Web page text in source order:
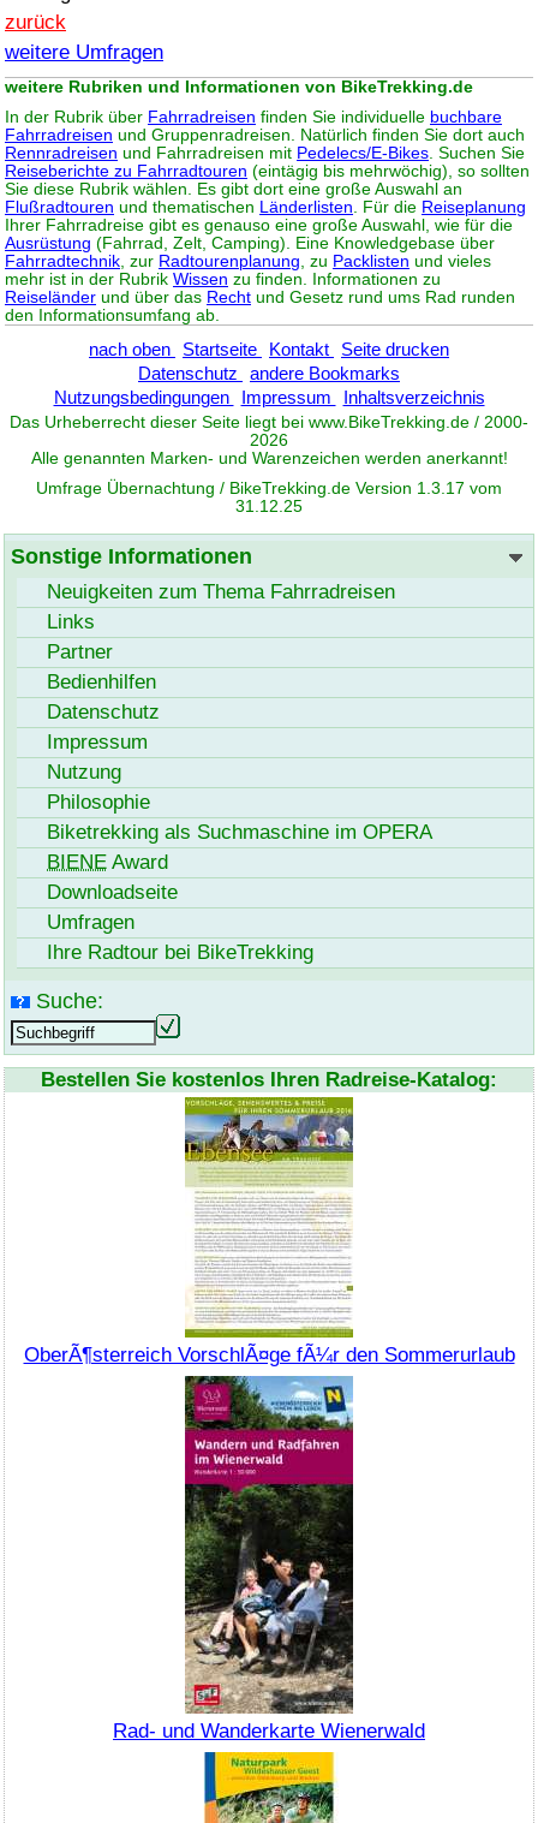
zurück
weitere Umfragen
weitere Rubriken und Informationen von BikeTrekking.de
In der Rubrik über Fahrradreisen finden Sie individuelle buchbare
Fahrradreisen und Gruppenradreisen. Natürlich finden Sie dort auch
Rennradreisen und Fahrradreisen mit Pedelecs/E-Bikes. Suchen Sie
Reiseberichte zu Fahrradtouren (eintägig bis mehrwöchig), so sollten
Sie diese Rubrik wählen. Es gibt dort eine große Auswahl an
Flußradtouren und thematischen Länderlisten. Für die Reiseplanung
Ihrer Fahrradreise gibt es genauso eine große Auswahl, wie für die
Ausrüstung (Fahrrad, Zelt, Camping). Eine Knowledgebase über
Fahrradtechnik, zur Radtourenplanung, zu Packlisten und vieles
mehr ist in der Rubrik Wissen zu finden. Informationen zu
Reiseländer und über das Recht und Gesetz rund ums Rad runden
den Informationsumfang ab.
nach oben Startseite Kontakt
Seite drucken
Datenschutz
andere Bookmarks
Nutzungsbedingungen
Impressum Inhaltsverzeichnis
Das Urheberrecht dieser Seite liegt bei www. BikeTrekking.de / 2000-
2026
Alle genannten Marken- und Warenzeichen werden anerkannt!
Umfrage Übernachtung / BikeTrekking.de Version 1.3.17 vom
31.12.25
Sonstige Informationen
Neuigkeiten zum Thema Fahrradreisen
Links
Partner
Bedienhilfen
Datenschutz
Impressum
Nutzung
Philosophie
Biketrekking als Suchmaschine im OPERA
BIENE Award
Downloadseite
Umfragen
Ihre Radtour bei BikeTrekking
Suche:
Bestellen Sie kostenlos Ihren Radreise-Katalog:
OberÃ¶sterreich VorschlÃ¤ge fÃ¼r den Sommerurlaub
Rad- und Wanderkarte Wienerwald